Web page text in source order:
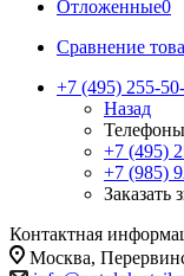
Отложенные0
Сравнение
+7 (495) 255-
Назад
Телефоны
+7 (495)
+7 (985)
Заказать
Контактная
Москва,